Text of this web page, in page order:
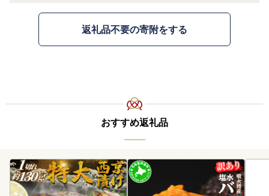
返礼品不要の寄附をする
おすすめ返礼品